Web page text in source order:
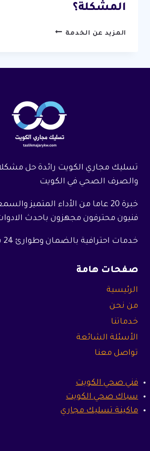
المشكلة؟
المزيد عن الخدمةكيف
الانسداد
قبل
تتفاقم
تسليك مجاري الكويت رائدة حل
والصرف الصحي في الكويت
خبرة 20 عاما من الأداء المتميز والسمعة الطيبة
فنيون محترفون مجهزون باحدث
خدمات احترافية بالضمان وطوارئ 24 ساعة
صفحات هامة
الرئيسية
من نحن
خدماتنا
الأسئلة الشائعة
تواصل معنا
فني صحي الكويت
سباك صحي الكويت
ماكينة تسليك مجاري